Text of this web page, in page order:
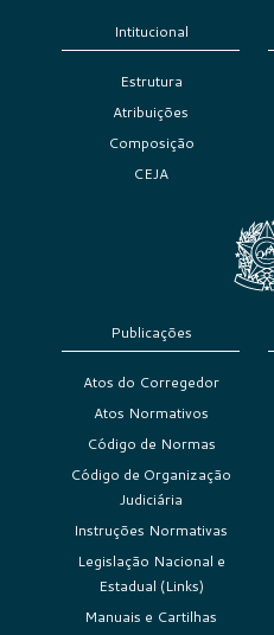
Intitucional
Estrutura
Atribuições
Composição
CEJA
Publicações
Atos do Corregedor
Atos Normativos
Código de Normas
Código de Organização
Judiciária
Instruções Normativas
Legislação Nacional e
Estadual (Links)
Manuais e Cartilhas